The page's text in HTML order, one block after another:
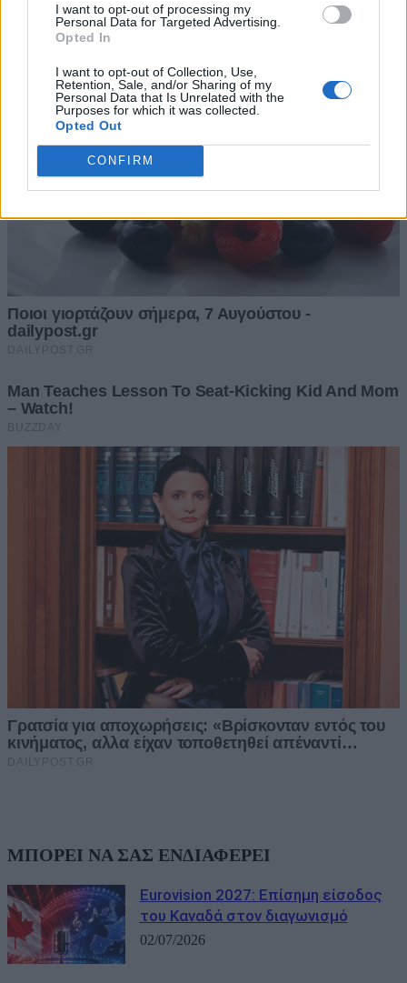
I want to opt-out of processing my
Personal Data for Targeted Advertising.
Opted In
I want to opt-out of Collection, Use,
Retention, Sale, and/or Sharing of my
Personal Data that Is Unrelated with the
Purposes for which it was collected.
Opted Out
CONFIRM
ΜΠΟΡΕΙ ΝΑ ΣΑΣ ΕΝΔΙΑΦΕΡΕΙ
Eurovision 2027: Επίσημη είσοδος
του Καναδά στον διαγωνισμό
02/07/2026